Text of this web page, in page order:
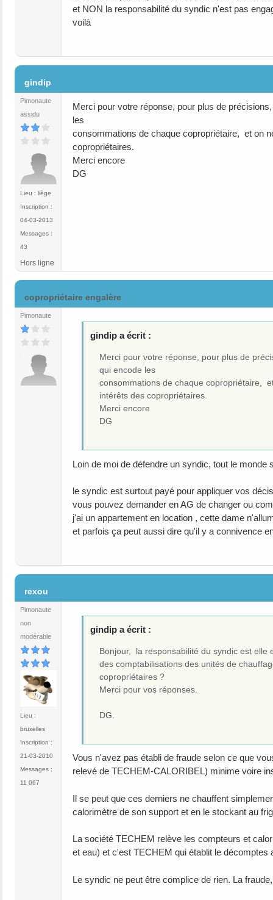
et NON la responsabilité du syndic n'est pas
voilà
gindip
Pimonaute
assidu
Lieu : liège
Inscription :
04-03-2013
Messages :
43
Merci pour votre réponse, pour plus de
les
consommations de chaque copropriétaire, et on
copropriétaires.
Merci encore
DG
Hors ligne
copropriétaire engalère
Pimonaute
gindip a écrit :
Merci pour votre réponse, pour plus de
qui encode les
consommations de chaque copropriétaire,
intérêts des copropriétaires.
Merci encore
DG
Loin de moi de défendre un syndic, tout le
le syndic est surtout payé pour appliquer vos
vous pouvez demander en AG de changer ou
j'ai un appartement en location , cette dame
et parfois ça peut aussi dire qu'il y a connivence
rexou
Pimonaute
non
modérable
Lieu :
bruxelles
Inscription :
21-03-2010
Messages :
11 067
gindip a écrit :
Bonjour, la responsabilité du syndic est
des comptabilisations des unités de
copropriétaires ?
Merci pour vos réponses.
DG.
Vous n'avez pas établi de fraude selon ce que
relevé de TECHEM-CALORIBEL) minime voire
Il se peut que ces derniers ne chauffent
calorimètre de son support et en le stockant au
La société TECHEM relève les compteurs et
et eau) et c'est TECHEM qui établit le décomptes
Le syndic ne peut être complice de rien. La